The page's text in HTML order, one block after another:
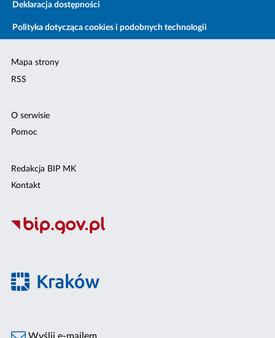
Deklaracja dostępności
Polityka dotycząca cookies i podobnych technologii
Mapa strony
RSS
O serwisie
Pomoc
Redakcja BIP MK
Kontakt